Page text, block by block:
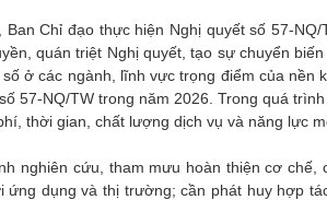
Chỉ đạo thực hiện Nghị quyết số 57-
quán triệt Nghị quyết, tạo sự chuyển
ở các ngành, lĩnh vực trọng điểm của nền
57-NQ/TW trong năm 2026. Trong quá
thời gian, chất lượng dịch vụ và năng lực
nghiên cứu, tham mưu hoàn thiện cơ chế,
dụng và thị trường; cần phát huy hợp